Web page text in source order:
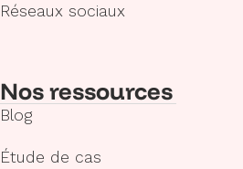
Réseaux sociaux
Nos ressources
Blog
Étude de cas